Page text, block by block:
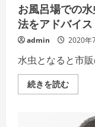
て
の
詳
細
を
覧
く
だ
さ
い
お風呂場での
法をアドバイス
admin 2020年
水虫となると市
続きを読むお
風